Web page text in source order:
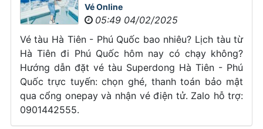
Vé Online
05:49 04/02/2025
Vé tàu Hà Tiên - Phú Quốc bao nhiêu? Lịch tàu từ
Hà Tiên đi Phú Quốc hôm nay có chạy không?
Hướng dẫn đặt vé tàu Superdong Hà Tiên - Phú
Quốc trực tuyến: chọn ghé, thanh toán bảo mật
qua cổng onepay và nhận vé điện tử. Zalo hỗ trợ:
0901442555.